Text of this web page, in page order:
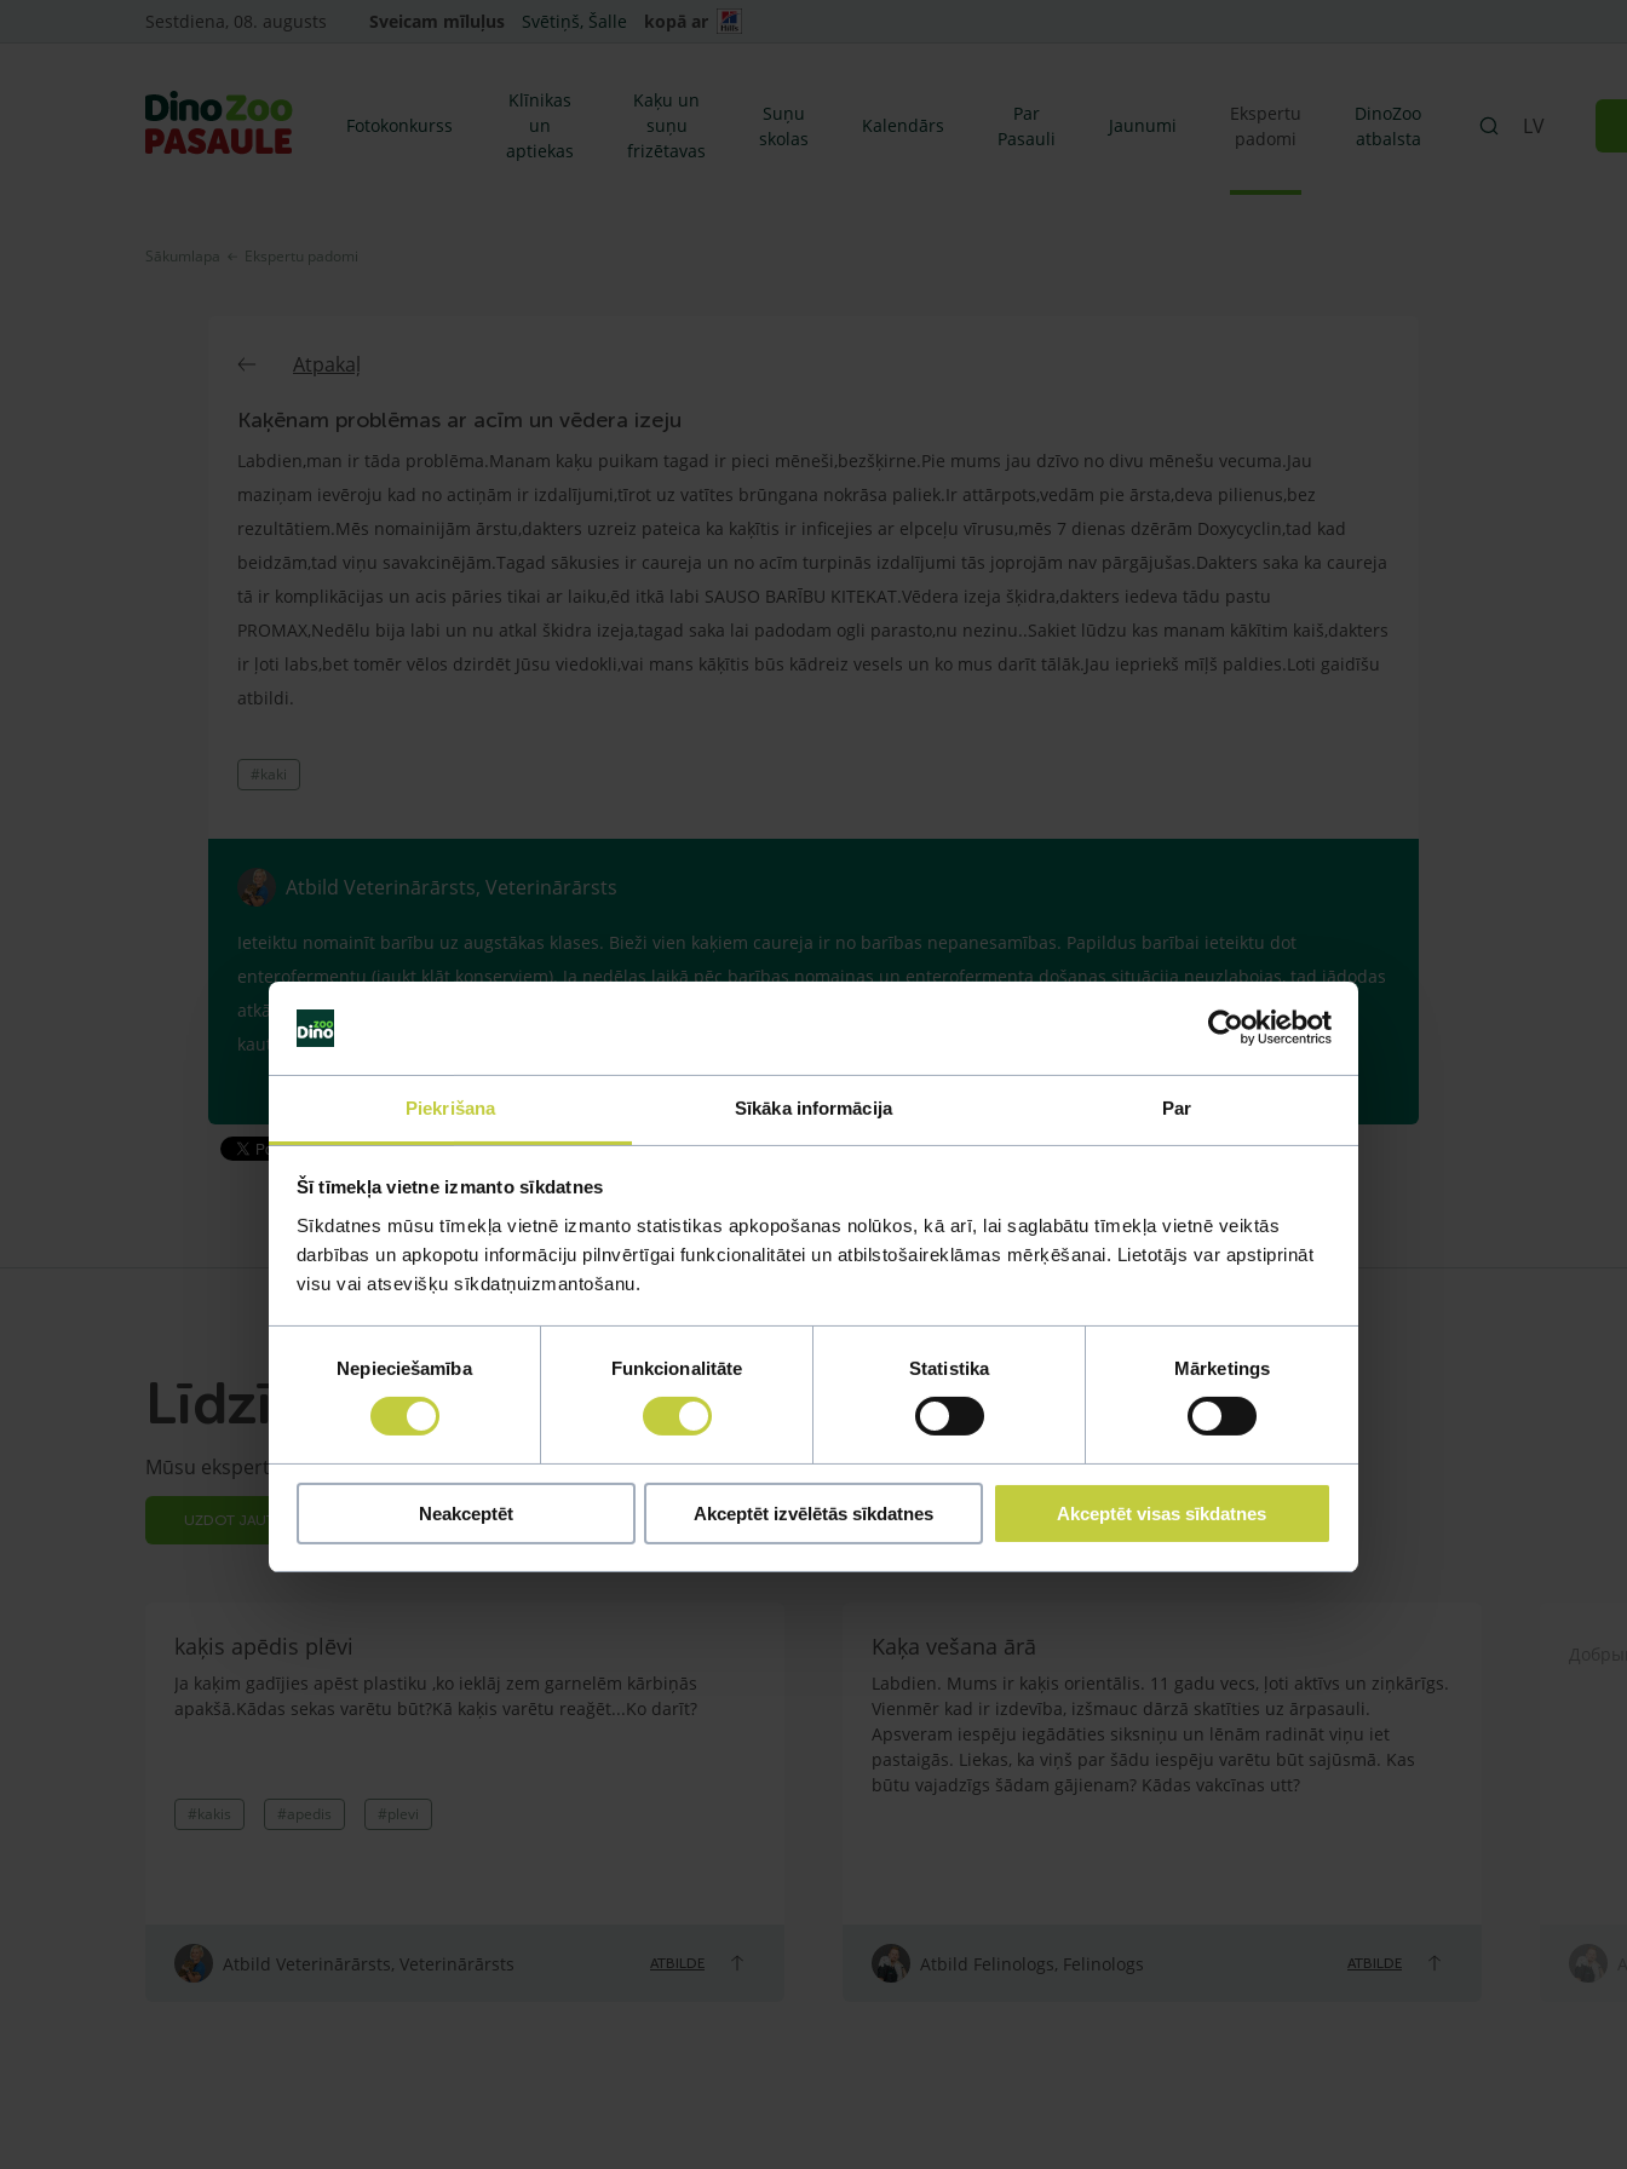
Piekrišana Sīkāka informācija Par
Šī tīmekļa vietne izmanto sīkdatnes
Sīkdatnes mūsu tīmekļa vietnē izmanto statistikas apkopošanas nolūkos, kā arī, lai saglabātu tīmekļa vietnē veiktās
darbības un apkopotu informāciju pilnvērtīgai funkcionalitātei un atbilstošaireklāmas mērķēšanai. Lietotājs var apstiprināt
visu vai atsevišķu sīkdatņuizmantošanu.
Nepieciešamība Funkcionalitāte Statistika Mārketings
Neakceptēt Akceptēt izvēlētās sīkdatnes Akceptēt visas sīkdatnes
Sestdiena, 08. augusts Sveicam mīluļus Svētiņš, Šalle kopā ar
Fotokonkurss
Klīnikas
un
aptiekas
Kaķu un
suņu
frizētavas
Suņu
skolas
Kalendārs
Par
Pasauli
Jaunumi
Ekspertu
padomi
DinoZoo
atbalsta
LV
Sākumlapa Ekspertu padomi
Atpakaļ
Kaķēnam problēmas ar acīm un vēdera izeju
Labdien,man ir tāda problēma.Manam kaķu puikam tagad ir pieci mēneši,bezšķirne.Pie mums jau dzīvo no divu mēnešu vecuma.Jau
maziņam ievēroju kad no actiņām ir izdalījumi,tīrot uz vatītes brūngana nokrāsa paliek.Ir attārpots,vedām pie ārsta,deva pilienus,bez
rezultātiem.Mēs nomainijām ārstu,dakters uzreiz pateica ka kaķītis ir inficejies ar elpceļu vīrusu,mēs 7 dienas dzērām Doxycyclin,tad kad
beidzām,tad viņu savakcinējām.Tagad sākusies ir caureja un no acīm turpinās izdalījumi tās joprojām nav pārgājušas.Dakters saka ka caureja
tā ir komplikācijas un acis pāries tikai ar laiku,ēd itkā labi SAUSO BARĪBU KITEKAT.Vēdera izeja šķidra,dakters iedeva tādu pastu
PROMAX,Nedēlu bija labi un nu atkal škidra izeja,tagad saka lai padodam ogli parasto,nu nezinu..Sakiet lūdzu kas manam kākītim kaiš,dakters
ir ļoti labs,bet tomēr vēlos dzirdēt Jūsu viedokli,vai mans kāķītis būs kādreiz vesels un ko mus darīt tālāk.Jau iepriekš mīļš paldies.Loti gaidīšu
atbildi.
#kaki
Atbild Veterinārārsts, Veterinārārsts
Ieteiktu nomainīt barību uz augstākas klases. Bieži vien kaķiem caureja ir no barības nepanesamības. Papildus barībai ieteiktu dot
enterofermentu (jaukt klāt konserviem). Ja nedēļas laikā pēc barības nomaiņas un enterofermenta došanas situācija neuzlabojas, tad jādodas
atkārtoti pie veterinārārsta. Izdalījumi no acīm var būt saistīti gan ar elpceļu vīrusu, kurš joprojām ir organismā, vai arī tas var liecināt par
kaut ko nopietnāku. Vajadzētu veikt actiņu izmeklēšanu uz čūlām, asaru izdali, spiedienu utt.
Līdzīgi jautājumi
Mūsu eksperti spēs atbildēt uz jebkuru Jūsu jautājumu
UZDOT JAUTĀJUMU
kaķis apēdis plēvi
Ja kaķim gadījies apēst plastiku ,ko ieklāj zem garnelēm kārbiņās
apakšā.Kādas sekas varētu būt?Kā kaķis varētu reağēt...Ko darīt?
#kakis #apedis #plevi
Atbild Veterinārārsts, Veterinārārsts ATBILDE
Kaķa vešana ārā
Labdien. Mums ir kaķis orientālis. 11 gadu vecs, ļoti aktīvs un ziņkārīgs.
Vienmēr kad ir izdevība, izšmauc dārzā skatīties uz ārpasauli.
Apsveram iespēju iegādāties siksniņu un lēnām radināt viņu iet
pastaigās. Liekas, ka viņš par šādu iespēju varētu būt sajūsmā. Kas
būtu vajadzīgs šādam gājienam? Kādas vakcīnas utt?
Atbild Felinologs, Felinologs ATBILDE